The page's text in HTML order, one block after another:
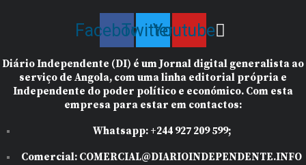
FacebookTwitterYoutube
Diário Independente (DI) é um Jornal digital generalista ao
serviço de Angola, com uma linha editorial própria e
Independente do poder político e económico. Com esta
empresa para estar em contactos:
Whatsapp:+244 927 209 599;
Comercial: COMERCIAL@DIARIOINDEPENDENTE.INFO